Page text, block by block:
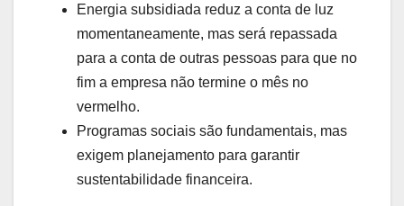
Energia subsidiada reduz a conta de luz
momentaneamente, mas será repassada
para a conta de outras pessoas para que no
fim a empresa não termine o mês no
vermelho.
Programas sociais são fundamentais, mas
exigem planejamento para garantir
sustentabilidade financeira.